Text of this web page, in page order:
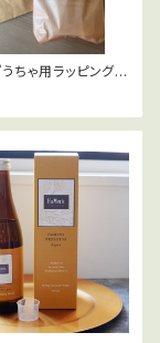
ちゃ用ラッピングセ
ラベル)